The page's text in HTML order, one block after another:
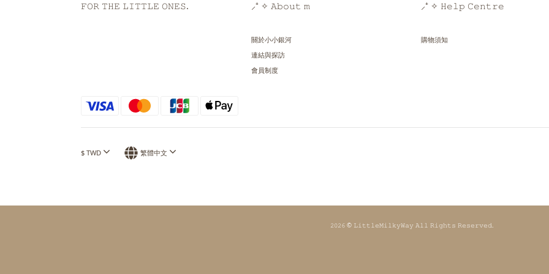
𝙵𝙾𝚁 𝚃𝙷𝙴 𝙻𝙸𝚃𝚃𝙻𝙴 𝙾𝙽𝙴𝚂. ⸝⁺ ✧ 𝙰𝚋𝚘𝚞𝚝 𝚖
關於小小銀河
連結與探訪
會員制度
⸝⁺ ✧ 𝙷𝚎𝚕𝚙 𝙲𝚎𝚗𝚝𝚛𝚎
購物須知
$ TWD 繁體中文
𝟸𝟶𝟸𝟼 © 𝙻𝚒𝚝𝚝𝚕𝚎𝙼𝚒𝚕𝚔𝚢𝚆𝚊𝚢 𝙰𝚕𝚕 𝚁𝚒𝚐𝚑𝚝𝚜 𝚁𝚎𝚜𝚎𝚛𝚟𝚎𝚍.